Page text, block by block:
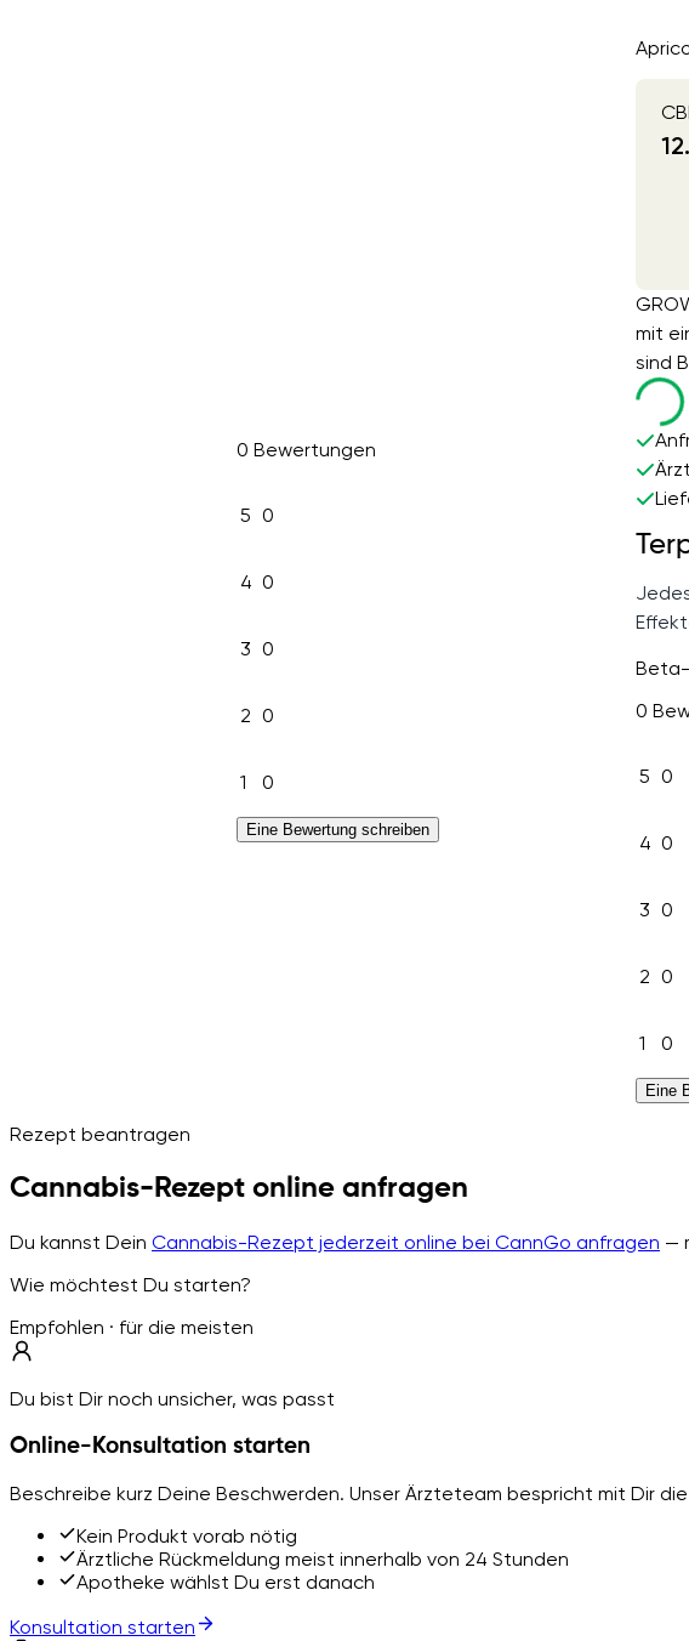
0 Bewertungen
5 0
4 0
3 0
2 0
1 0
Eine Bewertung schreiben
mit
sind
0
5 0
4 0
3 0
2 0
1 0
Eine
Rezept beantragen
Cannabis-Rezept online anfragen
Du kannst Dein Cannabis-Rezept jederzeit online bei CannGo anfragen —
Wie möchtest Du starten?
Empfohlen · für die meisten
Du bist Dir noch unsicher, was passt
Online-Konsultation starten
Beschreibe kurz Deine Beschwerden. Unser Ärzteteam bespricht mit Dir
Kein Produkt vorab nötig
Ärztliche Rückmeldung meist innerhalb von 24 Stunden
Apotheke wählst Du erst danach
Konsultation starten